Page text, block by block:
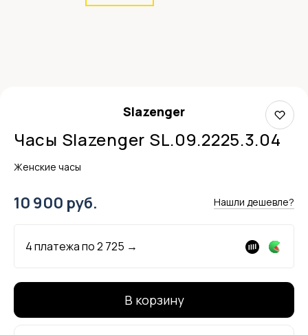
Slazenger
Часы Slazenger SL.09.2225.3.04
Женские часы
10 900 руб. Нашли дешевле?
4 платежа по2 725 →
В корзину